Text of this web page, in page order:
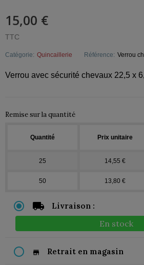
15,00 €
TTC
Catégorie: Quincaillerie Référence: Verrou
Verrou avec sécurité chevaux 22,5 x
Remise sur la quantité
Quantité Prix unitaire
25 14,55 €
50 13,80 €
Livraison :
En stock
store Retrait en magasin